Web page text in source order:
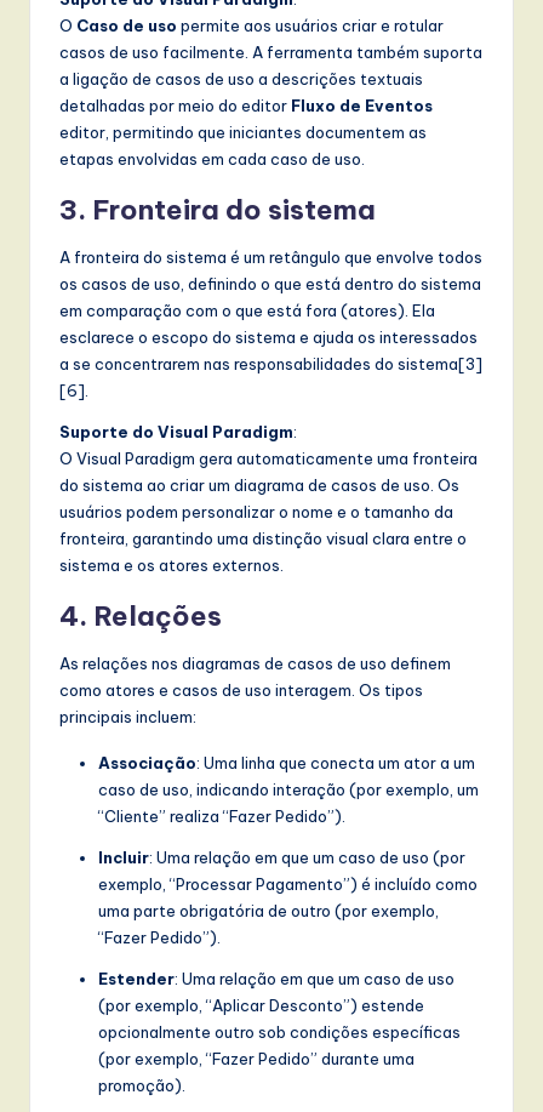
O Caso de uso permite aos usuários criar e rotular
casos de uso facilmente. A ferramenta também suporta
a ligação de casos de uso a descrições textuais
detalhadas por meio do editor Fluxo de Eventos
editor, permitindo que iniciantes documentem as
etapas envolvidas em cada caso de uso.
3. Fronteira do sistema
A fronteira do sistema é um retângulo que envolve todos
os casos de uso, definindo o que está dentro do sistema
em comparação com o que está fora (atores). Ela
esclarece o escopo do sistema e ajuda os interessados
a se concentrarem nas responsabilidades do sistema[3]
[6].
Suporte do Visual Paradigm:
O Visual Paradigm gera automaticamente uma fronteira
do sistema ao criar um diagrama de casos de uso. Os
usuários podem personalizar o nome e o tamanho da
fronteira, garantindo uma distinção visual clara entre o
sistema e os atores externos.
4. Relações
As relações nos diagramas de casos de uso definem
como atores e casos de uso interagem. Os tipos
principais incluem:
Associação: Uma linha que conecta um ator a um
caso de uso, indicando interação (por exemplo, um
“Cliente” realiza “Fazer Pedido”).
Incluir: Uma relação em que um caso de uso (por
exemplo, “Processar Pagamento”) é incluído como
uma parte obrigatória de outro (por exemplo,
“Fazer Pedido”).
Estender: Uma relação em que um caso de uso
(por exemplo, “Aplicar Desconto”) estende
opcionalmente outro sob condições específicas
(por exemplo, “Fazer Pedido” durante uma
promoção).